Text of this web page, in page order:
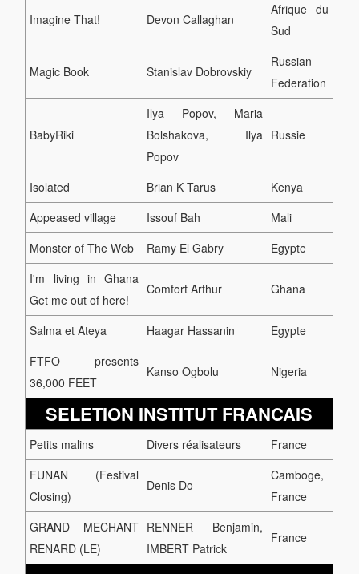
Imagine That! Devon Callaghan
Afrique du
Sud
Magic Book Stanislav Dobrovskiy
Russian
Federation
BabyRiki
Ilya Popov, Maria
Bolshakova, Ilya
Popov
Russie
Isolated Brian K Tarus
Kenya
Appeased village
Issouf Bah
Mali
Monster of The Web
Ramy El Gabry
Egypte
I'm living in Ghana
Get me out of here!
Comfort Arthur Ghana
Salma et Ateya Haagar Hassanin
Egypte
FTFO presents
36,000 FEET
Kanso Ogbolu Nigeria
SELETION INSTITUT FRANCAIS
Petits malins Divers réalisateurs
France
FUNAN (Festival
Closing)
Denis Do
Camboge,
France
GRAND MECHANT
RENARD (LE)
RENNER Benjamin,
IMBERT Patrick
France